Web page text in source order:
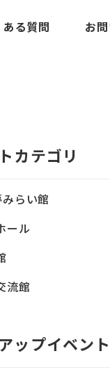
ある質問 お
カテゴリ
みらい館
ール
流館
ップイベント